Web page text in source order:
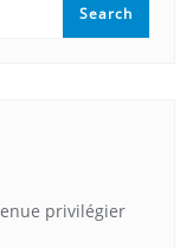
privilégier